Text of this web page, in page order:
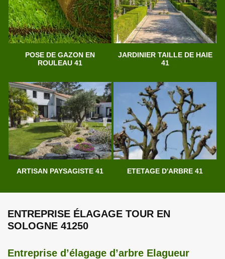
POSE DE GAZON EN
ROULEAU 41
JARDINIER TAILLE DE HAIE
41
ARTISAN PAYSAGISTE 41 ETETAGE D'ARBRE 41
ENTREPRISE ÉLAGAGE TOUR EN
SOLOGNE 41250
Entreprise d’élagage d’arbre Elagueur